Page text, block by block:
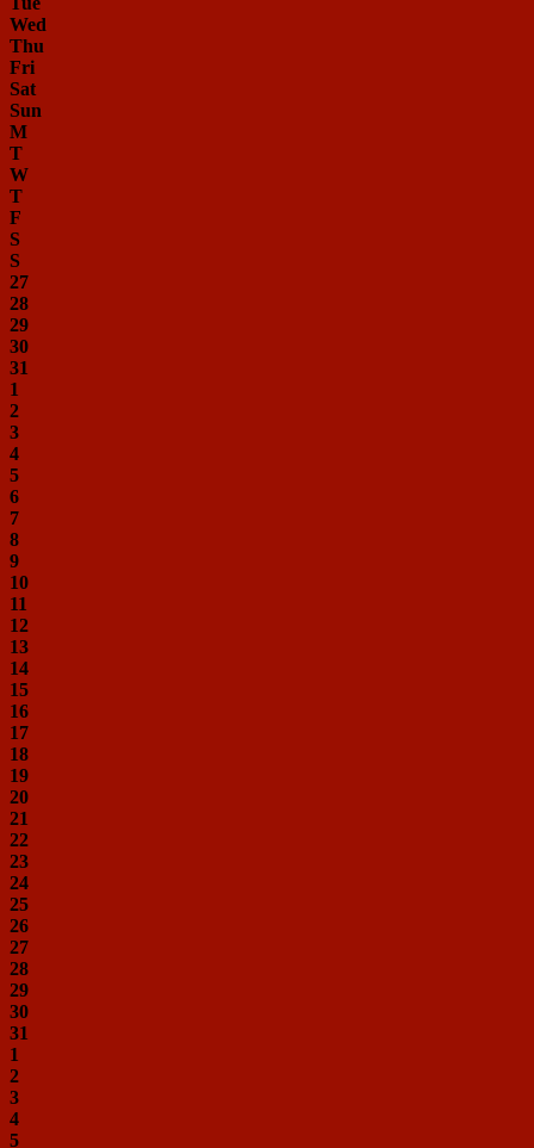
Wed
Thu
Fri
Sat
Sun
M
T
W
T
F
S
S
27
28
29
30
31
1
2
3
4
5
6
7
8
9
10
11
12
13
14
15
16
17
18
19
20
21
22
23
24
25
26
27
28
29
30
31
1
2
3
4
5